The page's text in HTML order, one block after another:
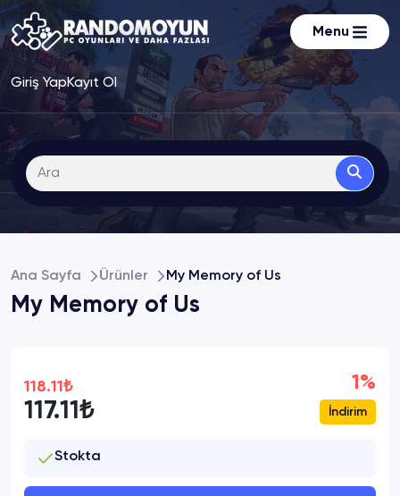
Menu
Giriş YapKayıt Ol
Ana Sayfa Ürünler My Memory of Us
My Memory of Us
118.11₺
117.11₺
1%
İndirim
Stokta